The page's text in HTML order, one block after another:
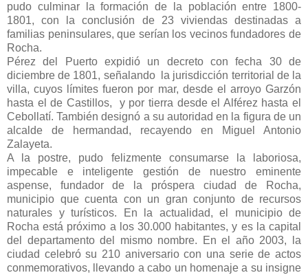
pudo culminar la formación de la población entre 1800-
1801, con la conclusión de 23 viviendas destinadas a
familias peninsulares, que serían los vecinos fundadores de
Rocha.
Pérez del Puerto expidió un decreto con fecha 30 de
diciembre de 1801, señalando la jurisdicción territorial de la
villa, cuyos límites fueron por mar, desde el arroyo Garzón
hasta el de Castillos, y por tierra desde el Alférez hasta el
Cebollatí. También designó a su autoridad en la figura de un
alcalde de hermandad, recayendo en Miguel Antonio
Zalayeta.
A la postre, pudo felizmente consumarse la laboriosa,
impecable e inteligente gestión de nuestro eminente
aspense, fundador de la próspera ciudad de Rocha,
municipio que cuenta con un gran conjunto de recursos
naturales y turísticos. En la actualidad, el municipio de
Rocha está próximo a los 30.000 habitantes, y es la capital
del departamento del mismo nombre. En el año 2003, la
ciudad celebró su 210 aniversario con una serie de actos
conmemorativos, llevando a cabo un homenaje a su insigne